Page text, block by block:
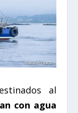
al
con agua